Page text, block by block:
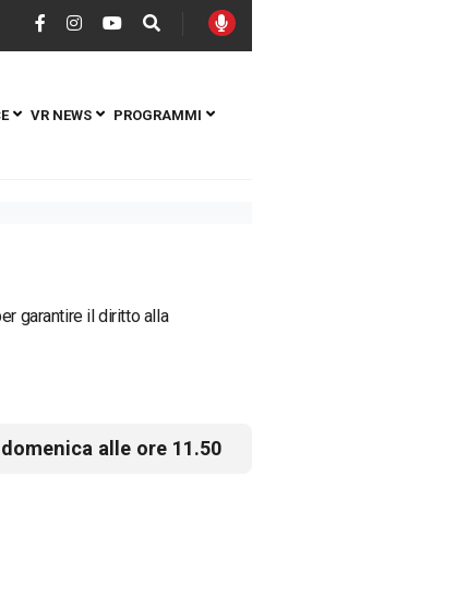
VR NEWS PROGRAMMI
garantire il diritto alla
alle ore 11.50